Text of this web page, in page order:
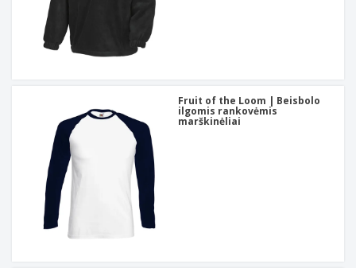
Fruit of the Loom | Beisbolo
ilgomis rankovėmis
marškinėliai